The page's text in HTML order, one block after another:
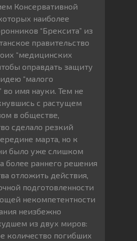
Консервативной
наиболее
“Брексита” из
правительство
“медицинских
оправдать защиту
“малого
во имя науки. Тем не
с растущем
в обществе,
сделало резкий
марта, но к
было уже слишком
более раннего решения
отложить действия,
подготовленности
некомпетентности
неизбежно
из двух миров:
количество погибших